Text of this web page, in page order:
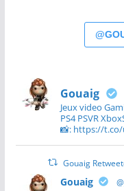
Gouaig
Jeux video
PS4 PSVR
📸: https://t.co/
Gouaig
Gouaig